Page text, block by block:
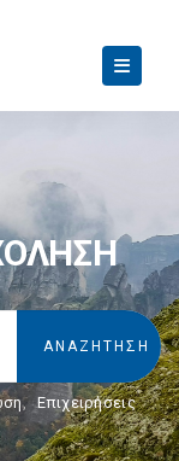
, Επιχειρήσεις